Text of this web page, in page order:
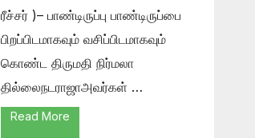
ரீச்சர் )– பாண்டிருப்பு பாண்டிருப்பை
பிறப்பிடமாகவும் வசிப்பிடமாகவும்
கொண்ட திருமதி நிர்மலா
தில்லைநடராஜாஅவர்கள் …
Read More